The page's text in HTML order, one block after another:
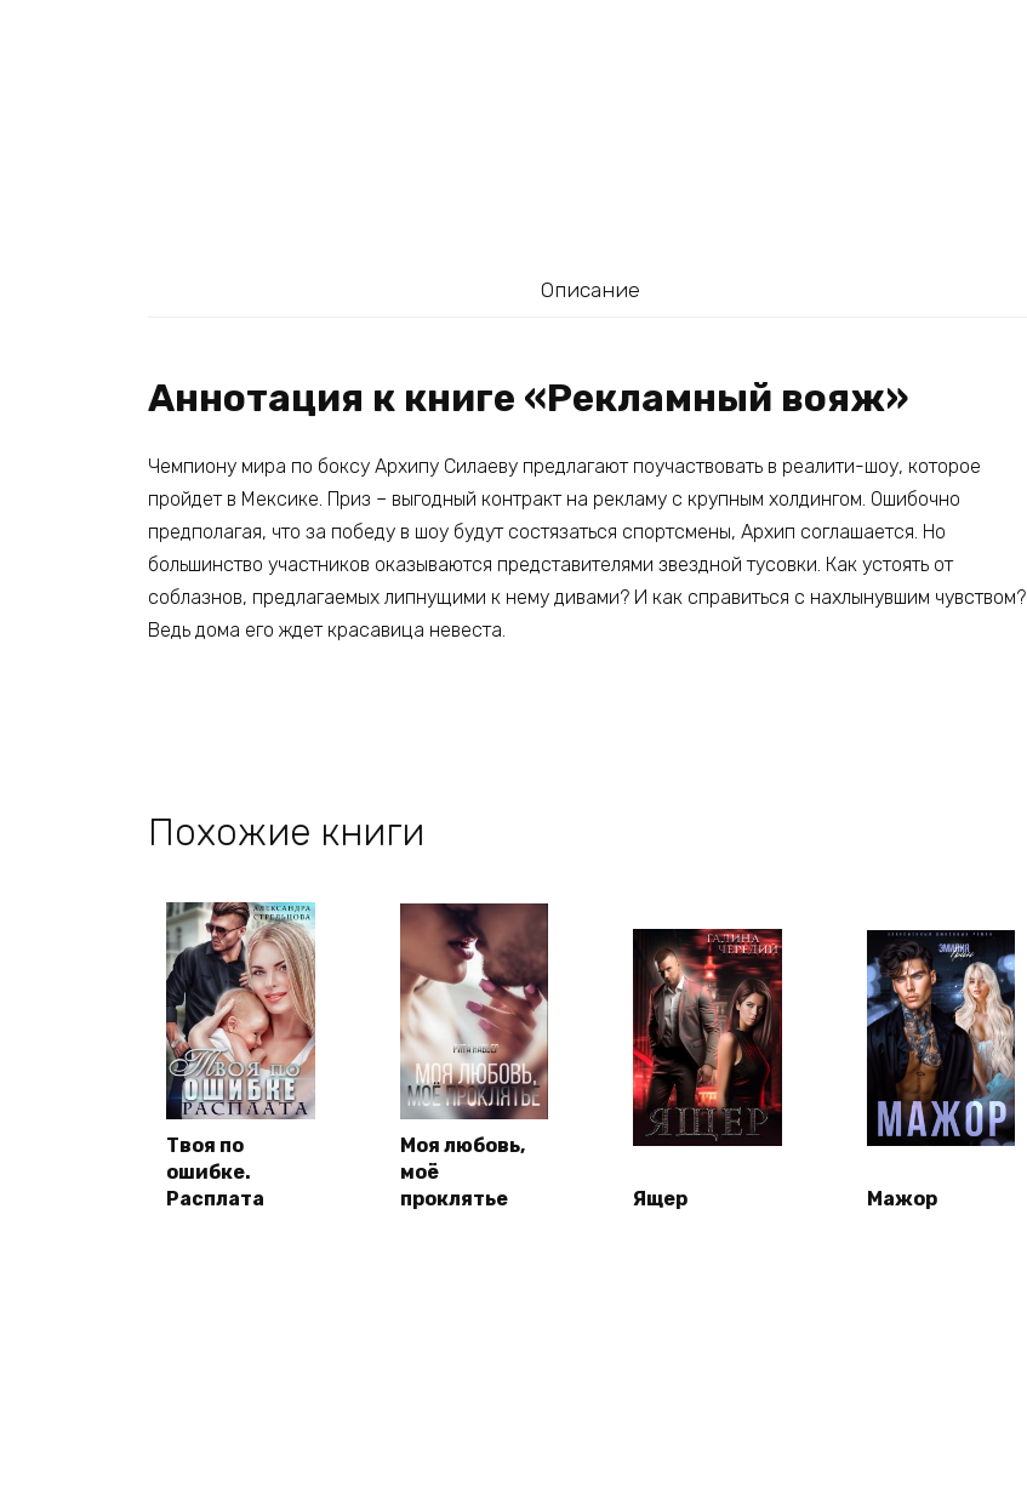
Описание
Аннотация к книге «Рекламный вояж»
Чемпиону мира по боксу Архипу Силаеву предлагают поучаствовать в реалити-шоу, которое
пройдет в Мексике. Приз – выгодный контракт на рекламу с крупным холдингом. Ошибочно
предполагая, что за победу в шоу будут состязаться спортсмены, Архип соглашается. Но
большинство участников оказываются представителями звездной тусовки. Как устоять от
соблазнов, предлагаемых липнущими к нему дивами? И как справиться с нахлынувшим чувством?
Ведь дома его ждет красавица невеста.
Похожие книги
Твоя по
ошибке.
Расплата
Моя любовь,
моё
проклятье
Ящер Мажор